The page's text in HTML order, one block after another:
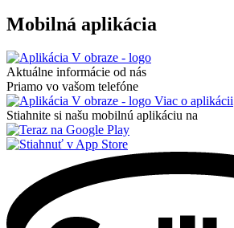
Mobilná aplikácia
Aktuálne informácie od nás
Priamo vo vašom telefóne
Viac o aplikácii
Stiahnite si našu mobilnú aplikáciu na